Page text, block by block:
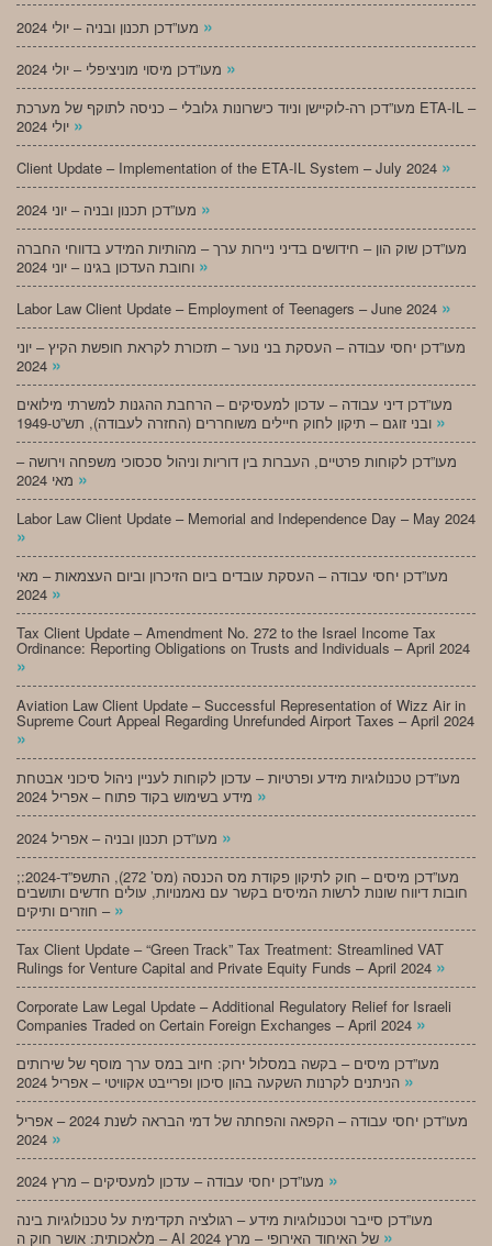
»
»
מעו”דכן רה-לוקיישן וניוד כישרונות גלובלי – כניסה לתוקף של מערכת ETA-IL –
»
Client Update – Implementation of the ETA-IL System – July 2024 »
»
מעו”דכן שוק הון – חידושים בדיני ניירות ערך – מהותיות המידע בדווחי החברה
»
Labor Law Client Update – Employment of Teenagers – June 2024 »
מעו”דכן יחסי עבודה – העסקת בני נוער – תזכורת לקראת חופשת הקיץ – יוני
»
מעו”דכן דיני עבודה – עדכון למעסיקים – הרחבת ההגנות למשרתי מילואים
»
מעו”דכן לקוחות פרטיים, העברות בין דוריות וניהול סכסוכי משפחה וירושה –
»
Labor Law Client Update – Memorial and Independence Day – May 2024
»
מעו”דכן יחסי עבודה – העסקת עובדים ביום הזיכרון וביום העצמאות – מאי
»
Tax Client Update – Amendment No. 272 to the Israel Income Tax
Ordinance: Reporting Obligations on Trusts and Individuals – April 2024
»
Aviation Law Client Update – Successful Representation of Wizz Air in
Supreme Court Appeal Regarding Unrefunded Airport Taxes – April 2024
»
מעו”דכן טכנולוגיות מידע ופרטיות – עדכון לקוחות לעניין ניהול סיכוני אבטחת
»
»
;מעו”דכן מיסים – חוק לתיקון פקודת מס הכנסה (מס’ 272), התשפ”ד-2024:
חובות דיווח שונות לרשות המיסים בקשר עם נאמנויות, עולים חדשים ותושבים
חוזרים ותיקים – »
Tax Client Update – “Green Track” Tax Treatment: Streamlined VAT
Rulings for Venture Capital and Private Equity Funds – April 2024 »
Corporate Law Legal Update – Additional Regulatory Relief for Israeli
Companies Traded on Certain Foreign Exchanges – April 2024 »
מעו”דכן מיסים – בקשה במסלול ירוק: חיוב במס ערך מוסף של שירותים
»
מעו”דכן יחסי עבודה – הקפאה והפחתה של דמי הבראה לשנת 2024 – אפריל
»
»
מעו”דכן סייבר וטכנולוגיות מידע – רגולציה תקדימית על טכנולוגיות בינה
»